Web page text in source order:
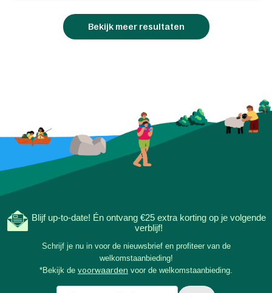
Bekijk meer resultaten
Blijf up-to-date! Én ontvang €25 extra korting op je volgende
verblijf!
Schrijf je nu in voor de nieuwsbrief en profiteer van de
welkomstaanbieding!
*Bekijk de voorwaarden voor de welkomstaanbieding.